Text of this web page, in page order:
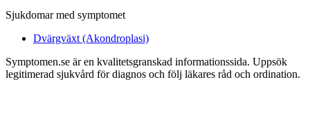
Sjukdomar med symptomet
Dvärgväxt (Akondroplasi)
Symptomen.se är en kvalitetsgranskad informationssida. Uppsök
legitimerad sjukvård för diagnos och följ läkares råd och ordination.